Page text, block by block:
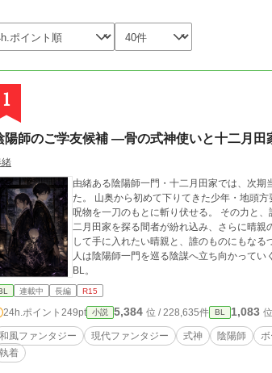
1
陽師のご学友候補 ―骨の式神使いと十二月
由緒ある陰陽師一門・十二月田家では、次
た。 山奥から初めて下りてきた少年・地頭方要は、子供の骸骨の式神《イド》を従え、二百年以上祓われなかった
呪物を一刀のもとに斬り伏せる。 その力と、誰にも媚びない性格に興味を抱いた晴親。 しかし、候補者の中には十
二月田家を探る間者が紛れ込み、さらに晴親の異母
して手に入れたい晴親と、誰のものにもなるつもりのない要。 主従でも、友でも収
人は陰陽師一門を巡る陰謀へ立ち向かっていく。 骨の式神使いと、次期当主候補の少年が結ぶ、和風ファ
BL。
連載中 長編 R15
24h.ポイント 249pt 小説 5,384 位 / 228,635件 BL 1,083
和風ファンタジー 現代ファンタジー 式神 陰陽師
執着